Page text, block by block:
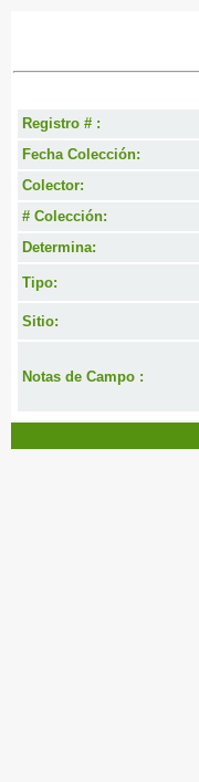
Registro # :
Fecha Colección:
Colector:
# Colección:
Determina:
Tipo:
Sitio:
Notas de Campo :